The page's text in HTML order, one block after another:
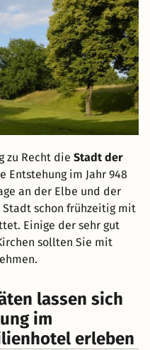
zu Recht die Stadt der
Entstehung im Jahr 948
an der Elbe und der
Stadt schon frühzeitig mit
Einige der sehr gut
sollten Sie mit
lassen sich
im
erleben